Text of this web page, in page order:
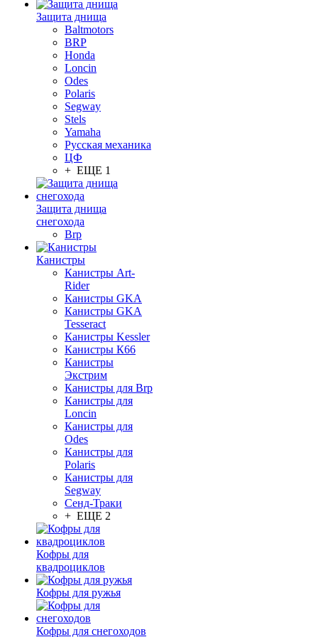
Защита днища
Baltmotors
BRP
Honda
Loncin
Odes
Polaris
Segway
Stels
Yamaha
Русская механика
ЦФ
+ ЕЩЕ 1
Защита днища
снегохода
Brp
Канистры
Канистры Art-
Rider
Канистры GKA
Канистры GKA
Tesseract
Канистры Kessler
Канистры К66
Канистры
Экстрим
Канистры для Brp
Канистры для
Loncin
Канистры для
Odes
Канистры для
Polaris
Канистры для
Segway
Сенд-Траки
+ ЕЩЕ 2
Кофры для
квадроциклов
Кофры для ружья
Кофры для снегоходов